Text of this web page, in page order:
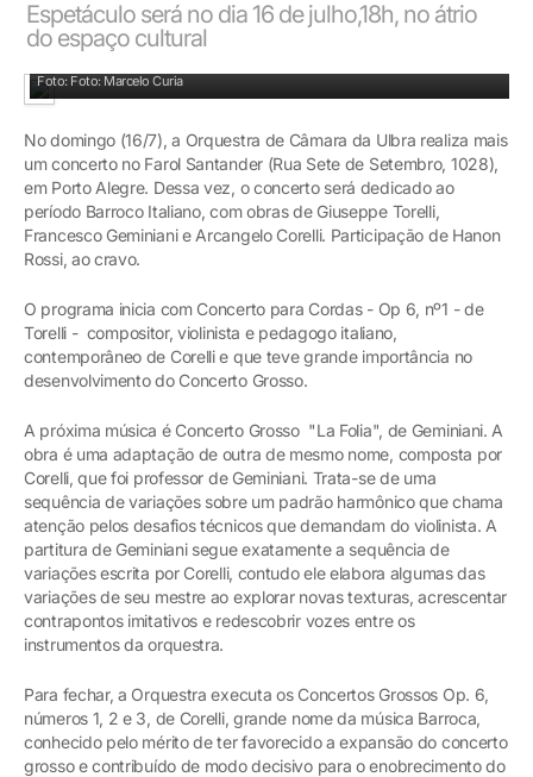
Espetáculo será no dia 16 de julho,18h, no átrio
do espaço cultural
Foto: Foto: Marcelo Curia
No domingo (16/7), a Orquestra de Câmara da Ulbra realiza mais
um concerto no Farol Santander (Rua Sete de Setembro, 1028),
em Porto Alegre. Dessa vez, o concerto será dedicado ao
período Barroco Italiano, com obras de Giuseppe Torelli,
Francesco Geminiani e Arcangelo Corelli. Participação de Hanon
Rossi, ao cravo.
O programa inicia com Concerto para Cordas - Op 6, nº1 - de
Torelli - compositor, violinista e pedagogo italiano,
contemporâneo de Corelli e que teve grande importância no
desenvolvimento do Concerto Grosso.
A próxima música é Concerto Grosso "La Folia", de Geminiani. A
obra é uma adaptação de outra de mesmo nome, composta por
Corelli, que foi professor de Geminiani. Trata-se de uma
sequência de variações sobre um padrão harmônico que chama
atenção pelos desafios técnicos que demandam do violinista. A
partitura de Geminiani segue exatamente a sequência de
variações escrita por Corelli, contudo ele elabora algumas das
variações de seu mestre ao explorar novas texturas, acrescentar
contrapontos imitativos e redescobrir vozes entre os
instrumentos da orquestra.
Para fechar, a Orquestra executa os Concertos Grossos Op. 6,
números 1, 2 e 3, de Corelli, grande nome da música Barroca,
conhecido pelo mérito de ter favorecido a expansão do concerto
grosso e contribuído de modo decisivo para o enobrecimento do